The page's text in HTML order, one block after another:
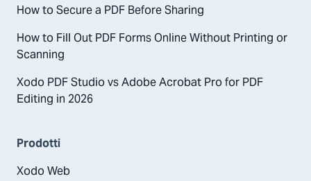
How to Secure a PDF Before Sharing
How to Fill Out PDF Forms Online Without Printing or
Scanning
Xodo PDF Studio vs Adobe Acrobat Pro for PDF
Editing in 2026
Prodotti
Xodo Web